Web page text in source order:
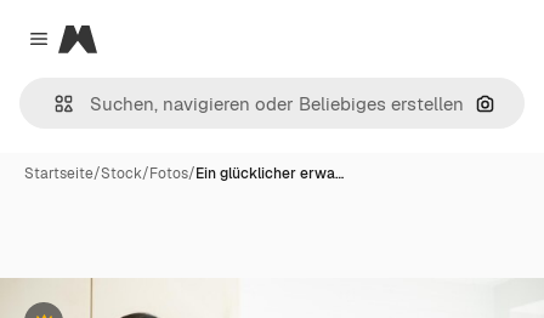
Close menu
Magnific
Nach
Startseite/Stock/Fotos/Ein glücklicher erwa…